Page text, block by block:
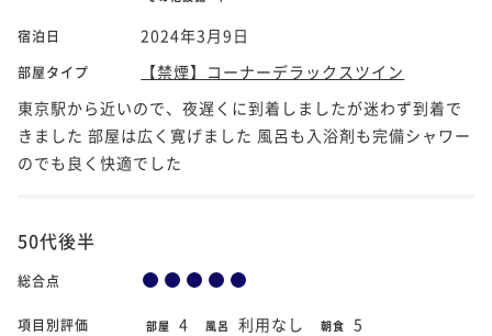
宿泊日 2024年3月9日
部屋タイプ
【禁煙】コーナーデラックスツイン
東京駅から近いので、夜遅くに到着しましたが迷わず到着で
きました 部屋は広く寛げました 風呂も入浴剤も完備シャワー
のでも良く快適でした
50代後半
総合点
項目別評価 部屋 4 風呂 利用なし 朝食 5